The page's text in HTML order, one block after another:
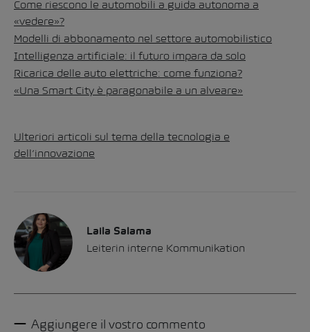
Come riescono le automobili a guida autonoma a
«vedere»?
Modelli di abbonamento nel settore automobilistico
Intelligenza artificiale: il futuro impara da solo
Ricarica delle auto elettriche: come funziona?
«Una Smart City è paragonabile a un alveare»
Ulteriori articoli sul tema della tecnologia e
dell’innovazione
Laila Salama
Leiterin interne Kommunikation
Aggiungere il vostro commento